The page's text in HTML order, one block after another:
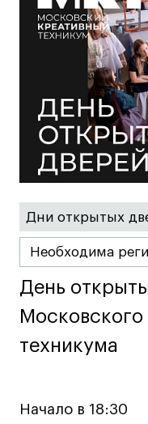
«Живые» проекты
Участие в
Britanka New
Fashion Summer
Проект с Microsoft
Подобрать
Войти в кампус
Получить
Дни открытых
Необходима
День
Московского
техникума
День
Московского
техникума
Начало в 18:30